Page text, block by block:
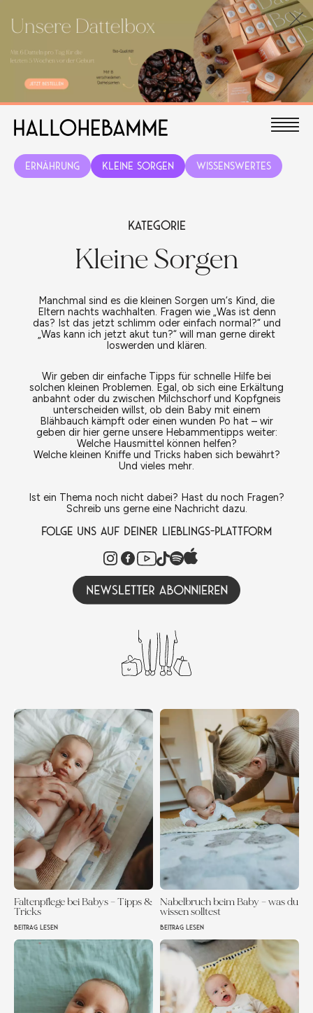
Ernährung Kleine Sorgen Wissenswertes
Kategorie
Kleine Sorgen
Manchmal sind es die kleinen Sorgen um‘s Kind, die
Eltern nachts wachhalten. Fragen wie „Was ist denn
das? Ist das jetzt schlimm oder einfach normal?“ und
„Was kann ich jetzt akut tun?“ will man gerne direkt
loswerden und klären.
Wir geben dir einfache Tipps für schnelle Hilfe bei
solchen kleinen Problemen. Egal, ob sich eine Erkältung
anbahnt oder du zwischen Milchschorf und Kopfgneis
unterscheiden willst, ob dein Baby mit einem
Blähbauch kämpft oder einen wunden Po hat – wir
geben dir hier gerne unsere Hebammentipps weiter:
Welche Hausmittel können helfen?
Welche kleinen Kniffe und Tricks haben sich bewährt?
Und vieles mehr.
Ist ein Thema noch nicht dabei? Hast du noch Fragen?
Schreib uns gerne eine Nachricht dazu.
FOLGE UNS AUF DEINER LIEBLINGS-PLATTFORM
Faltenpflege bei Babys – Tipps &
Tricks
BEITRAG LESEN
Nabelbruch beim Baby – was du
wissen solltest
BEITRAG LESEN